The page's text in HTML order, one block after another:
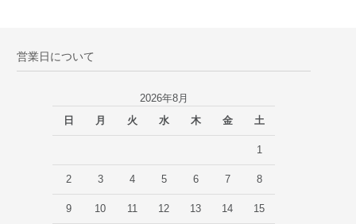
営業日について
2026年8月
日
月 火 水 木 金 土
1
2 3 4 5 6 7 8
9 10 11 12 13 14 15